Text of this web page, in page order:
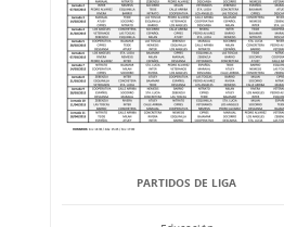
PARTIDOS DE LIGA